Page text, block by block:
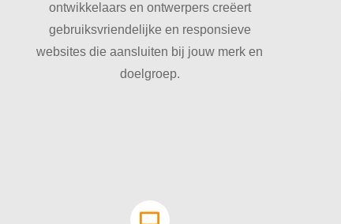
ontwikkelaars en ontwerpers creëert
gebruiksvriendelijke en responsieve
websites die aansluiten bij jouw merk en
doelgroep.